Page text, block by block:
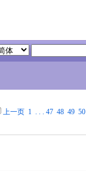
上一页 1. . . 47 48 49 50